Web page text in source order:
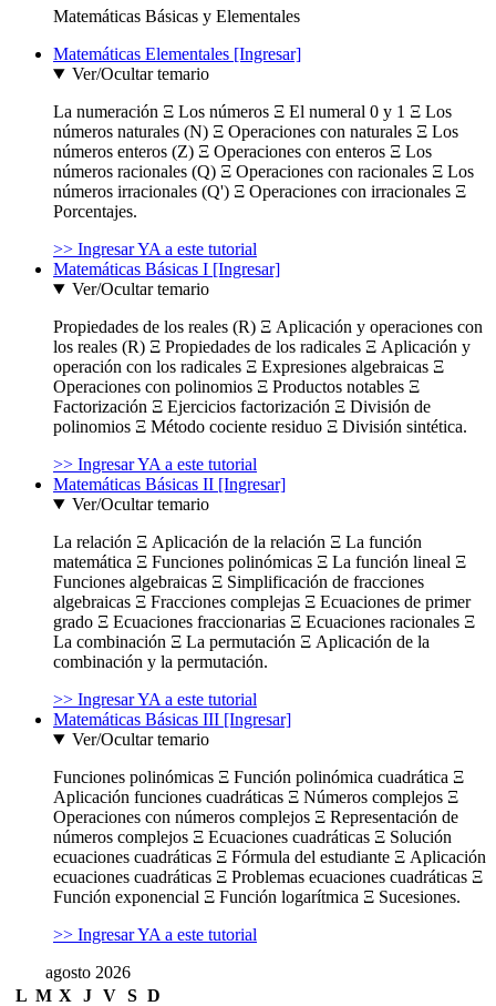
Matemáticas Básicas y Elementales
Matemáticas Elementales [Ingresar]
Ver/Ocultar temario
La numeración Ξ Los números Ξ El numeral 0 y 1 Ξ Los
números naturales (N) Ξ Operaciones con naturales Ξ Los
números enteros (Z) Ξ Operaciones con enteros Ξ Los
números racionales (Q) Ξ Operaciones con racionales Ξ Los
números irracionales (Q') Ξ Operaciones con irracionales Ξ
Porcentajes.
>> Ingresar YA a este tutorial
Matemáticas Básicas I [Ingresar]
Ver/Ocultar temario
Propiedades de los reales (R) Ξ Aplicación y operaciones con
los reales (R) Ξ Propiedades de los radicales Ξ Aplicación y
operación con los radicales Ξ Expresiones algebraicas Ξ
Operaciones con polinomios Ξ Productos notables Ξ
Factorización Ξ Ejercicios factorización Ξ División de
polinomios Ξ Método cociente residuo Ξ División sintética.
>> Ingresar YA a este tutorial
Matemáticas Básicas II [Ingresar]
Ver/Ocultar temario
La relación Ξ Aplicación de la relación Ξ La función
matemática Ξ Funciones polinómicas Ξ La función lineal Ξ
Funciones algebraicas Ξ Simplificación de fracciones
algebraicas Ξ Fracciones complejas Ξ Ecuaciones de primer
grado Ξ Ecuaciones fraccionarias Ξ Ecuaciones racionales Ξ
La combinación Ξ La permutación Ξ Aplicación de la
combinación y la permutación.
>> Ingresar YA a este tutorial
Matemáticas Básicas III [Ingresar]
Ver/Ocultar temario
Funciones polinómicas Ξ Función polinómica cuadrática Ξ
Aplicación funciones cuadráticas Ξ Números complejos Ξ
Operaciones con números complejos Ξ Representación de
números complejos Ξ Ecuaciones cuadráticas Ξ Solución
ecuaciones cuadráticas Ξ Fórmula del estudiante Ξ Aplicación
ecuaciones cuadráticas Ξ Problemas ecuaciones cuadráticas Ξ
Función exponencial Ξ Función logarítmica Ξ Sucesiones.
>> Ingresar YA a este tutorial
agosto 2026
L M X J V S D